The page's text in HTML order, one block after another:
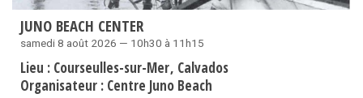
JUNO BEACH CENTER
samedi 8 août 2026 — 10h30 à 11h15
Lieu : Courseulles-sur-Mer Calvados
Organisateur : Centre Juno Beach